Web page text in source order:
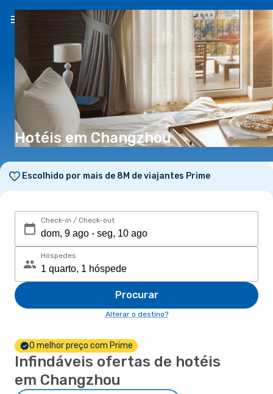
PT(€)
Hotéis em Changzhou
Escolhido por mais de 8M de viajantes Prime
Check-in / Check-out
Hóspedes
Procurar
Alterar o destino?
O melhor preço com Prime
Infindáveis ofertas de hotéis
em Changzhou